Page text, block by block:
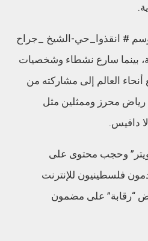
# انقذوا_حي-الشيخ _جراح
بينما سارع نشطاء وشخصيات
العالم إلى مشاركته من
محرز وممثلين مثل
دافيس.
وحجب محتوى على
فلسطينيون للإنترنت
“رقابة” على مضمون